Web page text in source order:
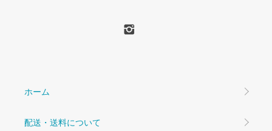
ホーム
配送・送料について